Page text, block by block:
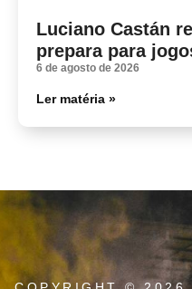
Luciano Castán
prepara para
6 de agosto de 2026
Ler matéria »